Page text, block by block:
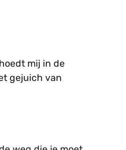
mij in de
gejuich van